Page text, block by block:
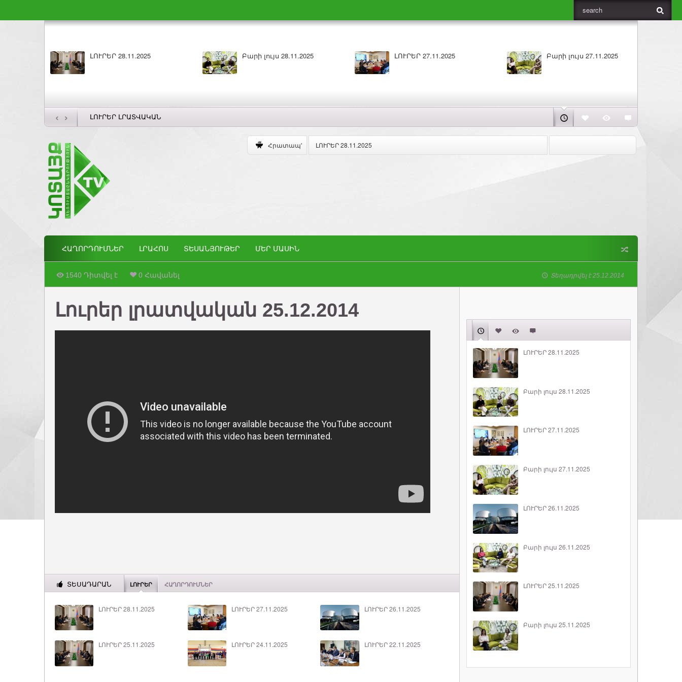
ԼՈՒՐԵՐ 27.11.2025 Բարի լույս 27.11.2025 ԼՈՒՐԵՐ 26.11.2025 Բարի լույս 26.11.2025
‹ › ԼՈՒՐԵՐ ԼՐԱՏՎԱԿԱՆ
Հրատապ' ԼՈՒՐԵՐ 28.11.2025
ՀԱՂՈՐԴՈՒՄՆԵՐ ԼՐԱՀՈՍ ՏԵՍԱՆՅՈՒԹԵՐ ՄԵՐ ՄԱՍԻՆ
1540 Դիտվել է 0 Հավանել Տեղադրվել է 25.12.2014
Լուրեր լրատվական 25.12.2014
ՏԵՍԱԴԱՐԱՆ ԼՈՒՐԵՐ ՀԱՂՈՐԴՈՒՄՆԵՐ
ԼՈՒՐԵՐ 28.11.2025 ԼՈՒՐԵՐ 27.11.2025 ԼՈՒՐԵՐ 26.11.2025
ԼՈՒՐԵՐ 25.11.2025 ԼՈՒՐԵՐ 24.11.2025 ԼՈՒՐԵՐ 22.11.2025
ԼՈՒՐԵՐ 28.11.2025
Բարի լույս 28.11.2025
ԼՈՒՐԵՐ 27.11.2025
Բարի լույս 27.11.2025
ԼՈՒՐԵՐ 26.11.2025
Բարի լույս 26.11.2025
ԼՈՒՐԵՐ 25.11.2025
Բարի լույս 25.11.2025